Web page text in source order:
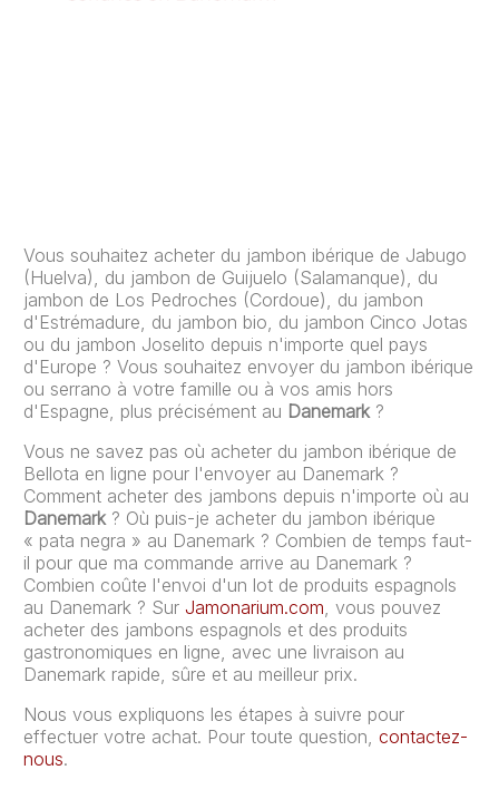
Vous souhaitez acheter du jambon ibérique de Jabugo
(Huelva), du jambon de Guijuelo (Salamanque), du
jambon de Los Pedroches (Cordoue), du jambon
d'Estrémadure, du jambon bio, du jambon Cinco Jotas
ou du jambon Joselito depuis n'importe quel pays
d'Europe ? Vous souhaitez envoyer du jambon ibérique
ou serrano à votre famille ou à vos amis hors
d'Espagne, plus précisément au Danemark ?
Vous ne savez pas où acheter du jambon ibérique de
Bellota en ligne pour l'envoyer au Danemark ?
Comment acheter des jambons depuis n'importe où au
Danemark ? Où puis-je acheter du jambon ibérique
« pata negra » au Danemark ? Combien de temps faut-
il pour que ma commande arrive au Danemark ?
Combien coûte l'envoi d'un lot de produits espagnols
au Danemark ? Sur Jamonarium.com , vous pouvez
acheter des jambons espagnols et des produits
gastronomiques en ligne, avec une livraison au
Danemark rapide, sûre et au meilleur prix.
Nous vous expliquons les étapes à suivre pour
effectuer votre achat. Pour toute question, contactez-
nous.